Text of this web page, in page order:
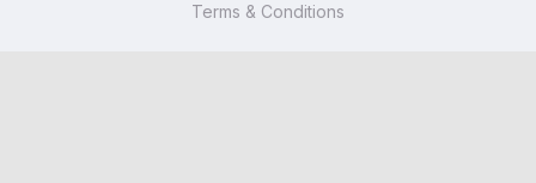
Terms & Conditions